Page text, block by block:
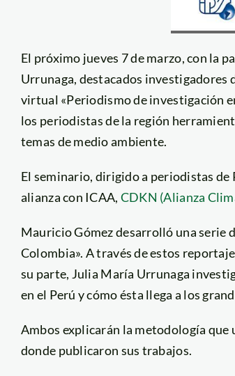
El próximo jueves 7 de marzo, con la
Urrunaga, destacados investigadores
virtual «Periodismo de investigación
los periodistas de la región
temas de medio ambiente.
El seminario, dirigido a periodistas de
alianza con ICAA, CDKN (Alianza
Mauricio Gómez desarrolló una serie
Colombia». A través de estos
su parte, Julia María Urrunaga
en el Perú y cómo ésta llega a los
Ambos explicarán la metodología que
donde publicaron sus trabajos.